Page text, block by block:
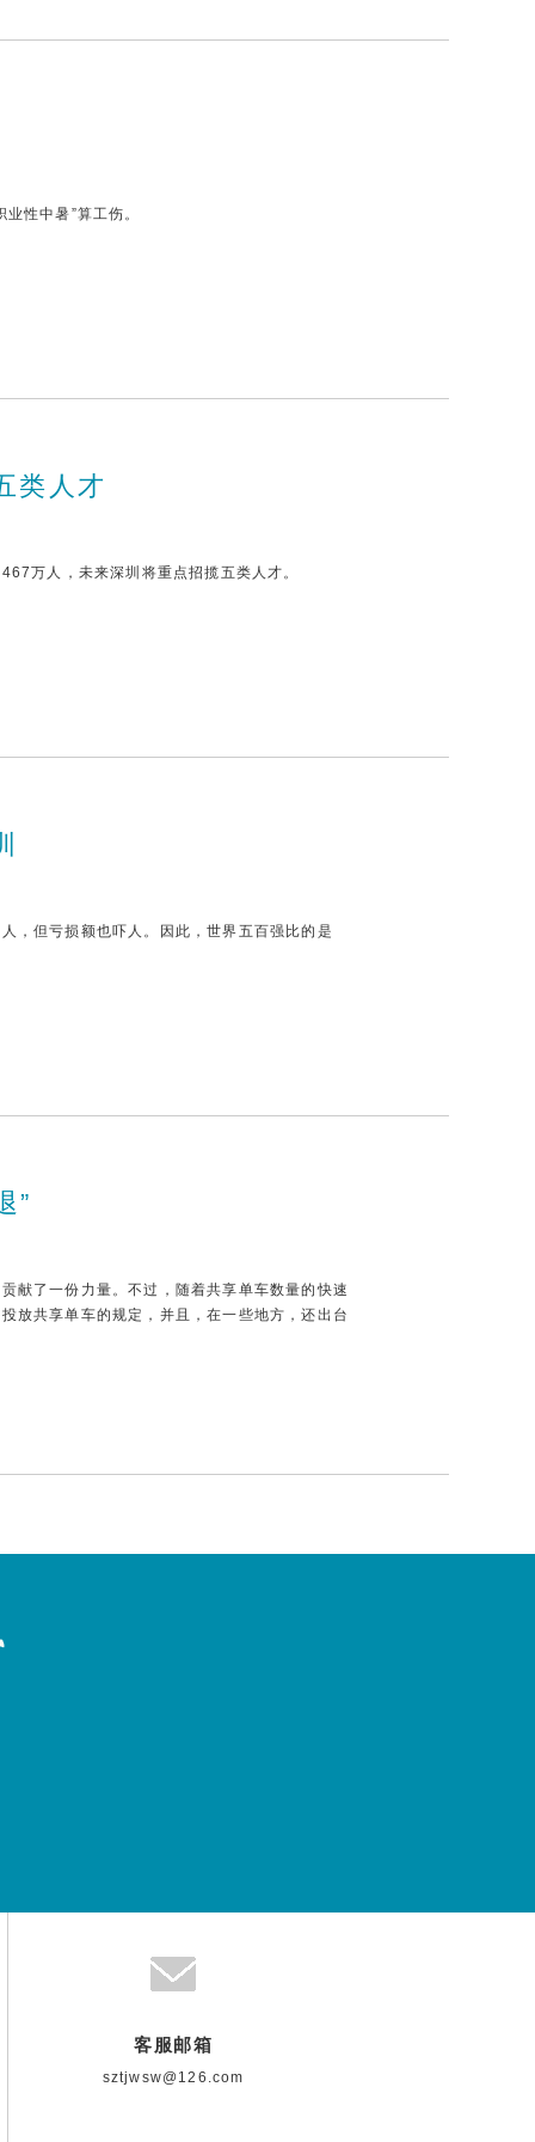
性中暑”算工伤。
类人才
万人，未来深圳将重点招揽五类人才。
，但亏损额也吓人。因此，世界五百强比的是
”
献了一份力量。不过，随着共享单车数量的快速
放共享单车的规定，并且，在一些地方，还出台
客服邮箱
sztjwsw@126.com